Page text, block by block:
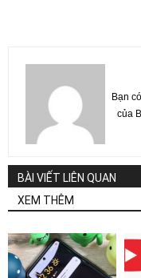
Bạn
của
BÀI VIẾT LIÊN QUAN
XEM THÊM